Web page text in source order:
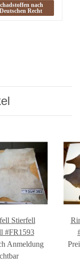
nach
Recht
Stierfell
#FR1593
Anmeldung